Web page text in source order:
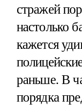
стражей
настолько
кажется
раньше. В
порядка